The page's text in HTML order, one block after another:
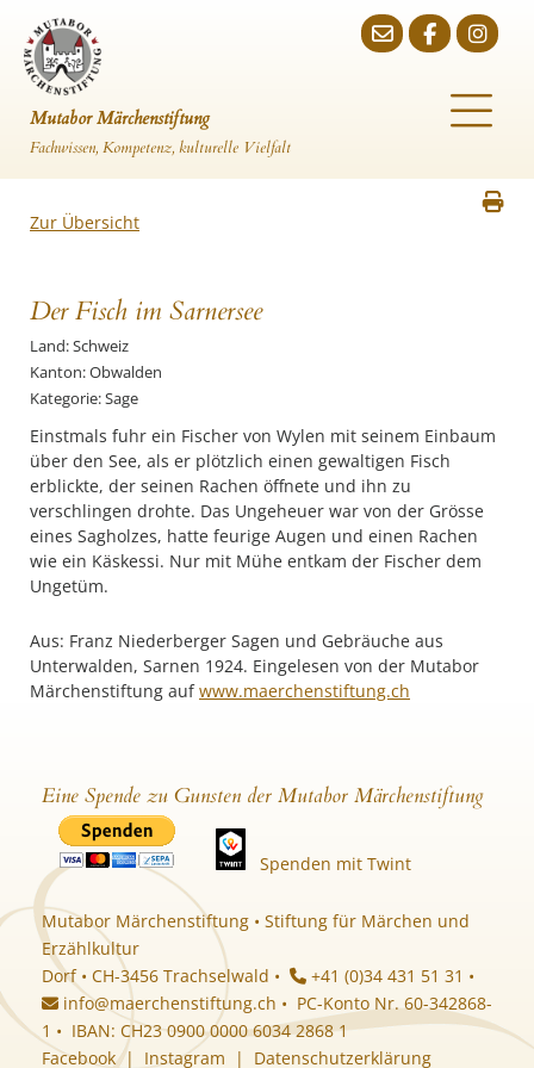
Mutabor Märchenstiftung
Fachwissen, Kompetenz, kulturelle Vielfalt
Zur Übersicht
Der Fisch im Sarnersee
Land: Schweiz
Kanton: Obwalden
Kategorie: Sage
Einstmals fuhr ein Fischer von Wylen mit seinem Einbaum
über den See, als er plötzlich einen gewaltigen Fisch
erblickte, der seinen Rachen öffnete und ihn zu
verschlingen drohte. Das Ungeheuer war von der Grösse
eines Sagholzes, hatte feurige Augen und einen Rachen
wie ein Käskessi. Nur mit Mühe entkam der Fischer dem
Ungetüm.
Aus: Franz Niederberger Sagen und Gebräuche aus
Unterwalden, Sarnen 1924. Eingelesen von der Mutabor
Märchenstiftung aufwww.maerchenstiftung.ch
Eine Spende zu Gunsten der Mutabor Märchenstiftung
Spenden mit Twint
Mutabor Märchenstiftung • Stiftung für Märchen und
Erzählkultur
Dorf • CH-3456 Trachselwald •
+41 (0)34 431 51 31 •
info@maerchenstiftung.ch • PC-Konto Nr. 60-342868-
1 • IBAN: CH23 0900 0000 6034 2868 1
Facebook| Instagram | Datenschutzerklärung